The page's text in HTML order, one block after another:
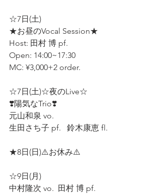
☆7日(土)
★お昼のVocal Session★
Host: 田村 博 pf.
Open: 14:00~17:30
MC: ¥3,000+2 order.
☆7日(土)☆夜のLive☆
❣️陽気なTrio❣️
元山和泉 vo.
生田さち子 pf.   鈴木康恵 fl.
★8日(日)⚠️お休み⚠️
☆9日(月)
中村隆次 vo.  田村 博 pf.